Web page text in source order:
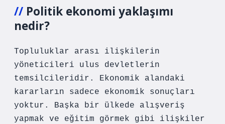
Politik ekonomi yaklaşımı
nedir?
Topluluklar arası ilişkilerin
yöneticileri ulus devletlerin
temsilcileridir. Ekonomik alandaki
kararların sadece ekonomik sonuçları
yoktur. Başka bir ülkede alışveriş
yapmak ve eğitim görmek gibi ilişkiler